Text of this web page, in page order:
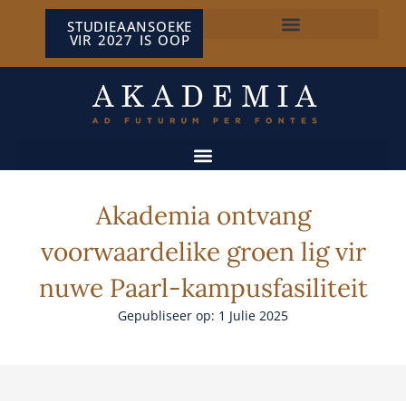
STUDIEAANSOEKE
VIR 2027 IS OOP
Akademia ontvang
voorwaardelike groen lig vir
nuwe Paarl-kampusfasiliteit
Gepubliseer op: 1 Julie 2025